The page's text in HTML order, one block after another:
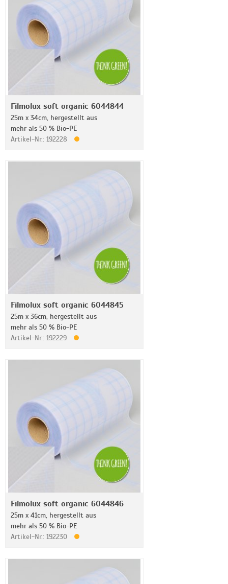
Filmolux soft organic 6044844
25m x 34cm, hergestellt aus
mehr als 50 % Bio-PE
Artikel-Nr.: 192228
Filmolux soft organic 6044845
25m x 36cm, hergestellt aus
mehr als 50 % Bio-PE
Artikel-Nr.: 192229
Filmolux soft organic 6044846
25m x 41cm, hergestellt aus
mehr als 50 % Bio-PE
Artikel-Nr.: 192230